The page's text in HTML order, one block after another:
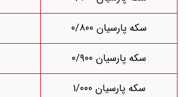
سکه پارسیان ۰/۸۰۰
سکه پارسیان ۰/۹۰۰
سکه پارسیان ۱/۰۰۰